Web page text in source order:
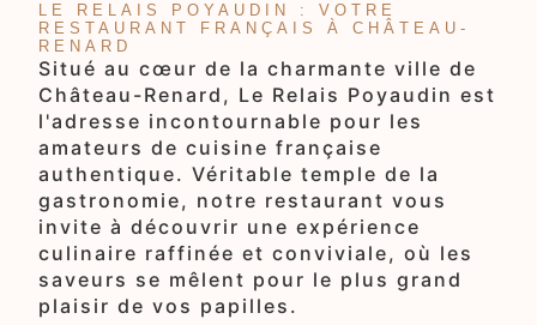
LE RELAIS POYAUDIN : VOTRE
RESTAURANT FRANÇAIS À CHÂTEAU-
RENARD
Situé au cœur de la charmante ville de
Château-Renard, Le Relais Poyaudin est
l'adresse incontournable pour les
amateurs de cuisine française
authentique. Véritable temple de la
gastronomie, notre restaurant vous
invite à découvrir une expérience
culinaire raffinée et conviviale, où les
saveurs se mêlent pour le plus grand
plaisir de vos papilles.